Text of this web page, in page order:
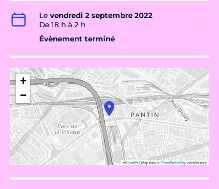
Le vendredi 2 septembre 2022
De 18 h à 2 h
Évènement terminé
+
−
Leaflet|Map data ©OpenStreetMapcontributors